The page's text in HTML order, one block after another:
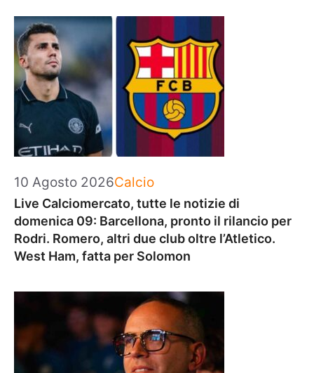
10 Agosto 2026Categorie
Calcio
Live Calciomercato, tutte le notizie di
domenica 09: Barcellona, pronto il rilancio per
Rodri. Romero, altri due club oltre l’Atletico.
West Ham, fatta per Solomon